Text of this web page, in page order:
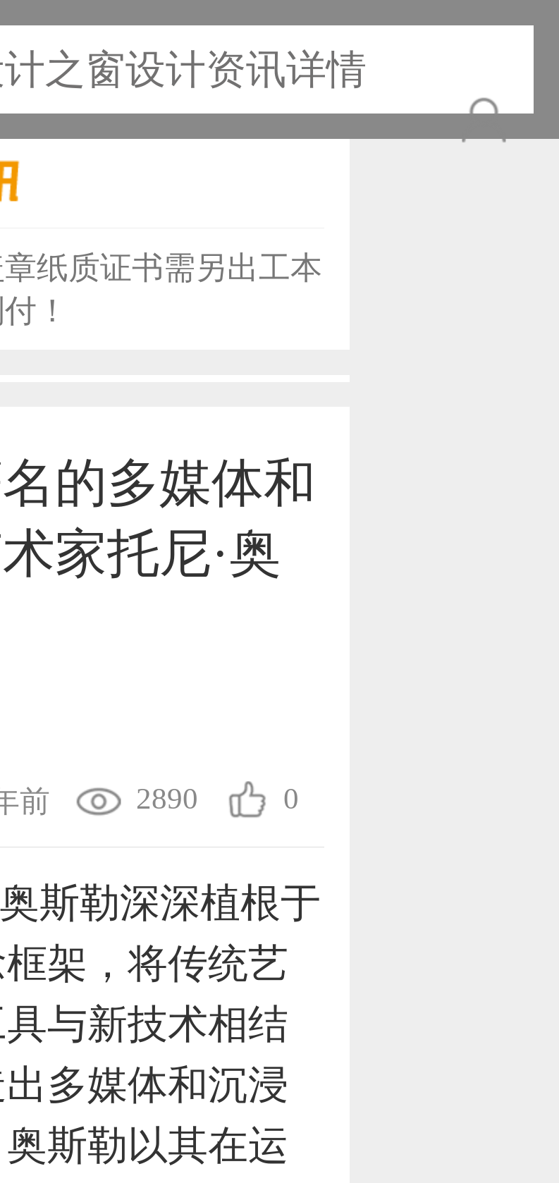
之窗设计资讯详情
用户作品已成功备案！
用户作品已成功备案！
用户作品已成功备案！
用户作品已成功备案！
用户作品已成功备案！
用户作品已成功备案！
用户作品已成功备案！
纸质证书需另出工本
！
的多媒体和
家托尼·奥
前 2890 0
斯勒深深植根于
架，将传统艺
与新技术相结
多媒体和沉浸
斯勒以其在运